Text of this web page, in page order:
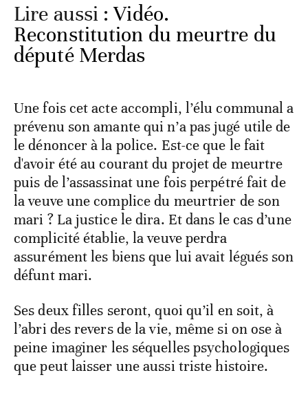
Lire aussi :Vidéo.
Reconstitution du meurtre du
député Merdas
Une fois cet acte accompli, l’élu communal a
prévenu son amante qui n’a pas jugé utile de
le dénoncer à la police. Est-ce que le fait
d'avoir été au courant du projet de meurtre
puis de l’assassinat une fois perpétré fait de
la veuve une complice du meurtrier de son
mari ? La justice le dira. Et dans le cas d’une
complicité établie, la veuve perdra
assurément les biens que lui avait légués son
défunt mari.
Ses deux filles seront, quoi qu’il en soit, à
l’abri des revers de la vie, même si on ose à
peine imaginer les séquelles psychologiques
que peut laisser une aussi triste histoire.